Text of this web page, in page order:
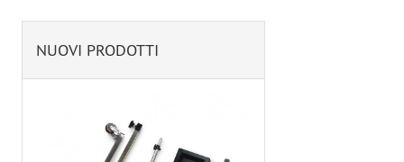
NUOVI PRODOTTI